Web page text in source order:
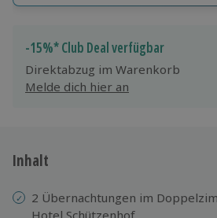
Jeder Gutschein für alle Erlebnisse
Maximale Sicherheit
10 Jahre gültig & verlängerbar.
-15%* Club Deal verfügbar
Direktabzug im Warenkorb
Melde dich hier an
Inhalt
2 Übernachtungen im
Hotel Schützenhof